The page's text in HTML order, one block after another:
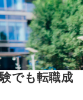
でも転職成